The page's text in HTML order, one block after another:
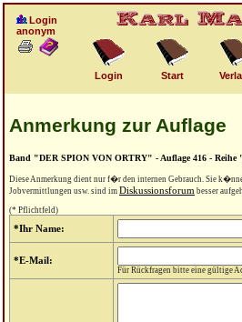
Login
anonym
Login Start
Anmerkung zur Auflage
Band "DER SPION VON ORTRY" - Auflage 416 -
Diese Anmerkung dient nur f�r den internen Gebrauch. Sie
Jobvermittlungen usw. sind im Diskussionsforum besser
(* Pflichtfeld)
*Ihr Name:
*E-Mail:
Für Rückfragen bitte eine gültige